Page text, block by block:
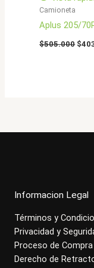
Camioneta
Aplus 205/
$505.000 El
$
Informacion Legal
Términos y
Privacidad y
Proceso de Compra
Derecho de